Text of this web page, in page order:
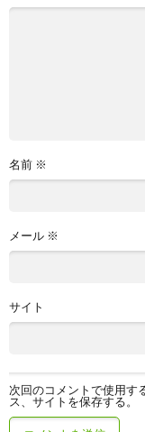
名前 ※
メール ※
サイト
次回のコメントで使用す
ス、サイトを保存する。